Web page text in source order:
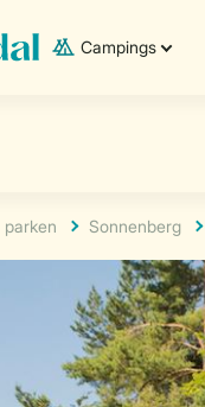
Campings
parken Sonnenberg